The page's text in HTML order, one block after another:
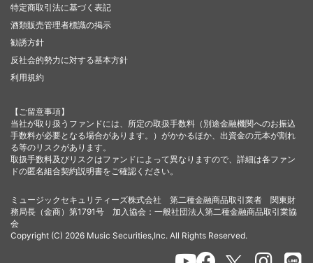
特定商取引法に基づく表記
酒類販売管理者標識の掲示
勧誘方針
反社会的勢力に対する基本方針
利用規約
【ご留意事項】
当社が取り扱うファンドには、所定の取扱手数料（別途金融機関へのお振込
手数料が必要となる場合があります。）がかかるほか、出資金の元本が割れ
る等のリスクがあります。
取扱手数料及びリスクはファンドによって異なりますので、詳細は各ファン
ドの匿名組合契約説明書をご確認ください。
ミュージックセキュリティーズ株式会社 第二種金融商品取引業者 関東財
務局長（金商）第1791号 加入協会：一般社団法人第二種金融商品取引業協
会
Copyright (C) 2026 Music Securities,Inc. All Rights Reserved.